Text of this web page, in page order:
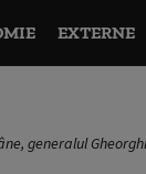
EXTERNE
generalul